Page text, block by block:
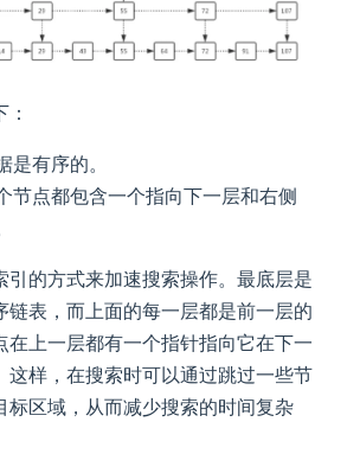
是有序的。
节点都包含一个指向下一层和右侧
引的方式来加速搜索操作。最底层是
链表，而上面的每一层都是前一层的
在上一层都有一个指针指向它在下一
这样，在搜索时可以通过跳过一些节
标区域，从而减少搜索的时间复杂